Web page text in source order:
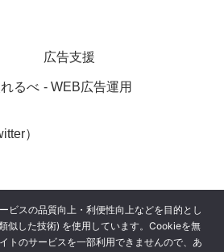
るべ
）
広告支援
WEB広告運用
ビスの品質向上・利便性向上などを目的とし
似した技術) を使用しています。Cookieを無
トのサービスを一部利用できませんので、あ